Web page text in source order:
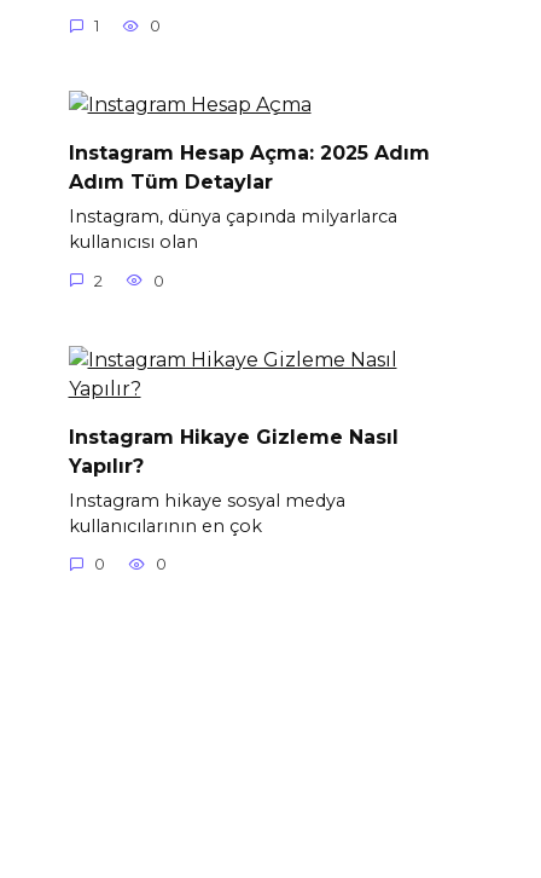
1 0
Instagram Hesap Açma: 2025 Adım
Adım Tüm Detaylar
Instagram, dünya çapında milyarlarca
kullanıcısı olan
2 0
Instagram Hikaye Gizleme Nasıl
Yapılır?
Instagram hikaye sosyal medya
kullanıcılarının en çok
0 0